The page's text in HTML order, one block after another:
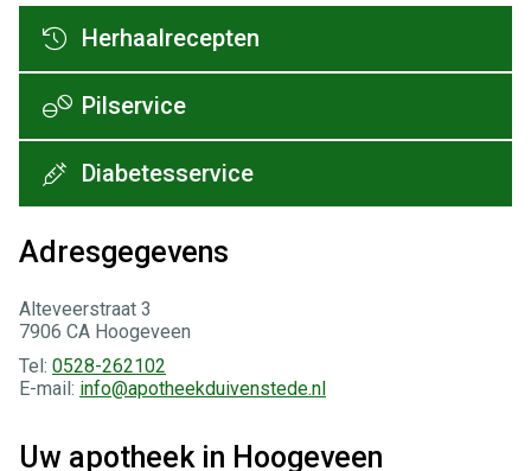
Uw apotheek in Hoogeveen
Herhaalrecepten
Pilservice
Diabetesservice
Adresgegevens
Alteveerstraat 3
7906 CA Hoogeveen
Tel: 0528-262102
E-mail: info@apotheekduivenstede.nl